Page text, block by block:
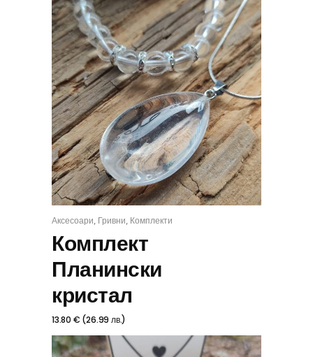
КУПИ
Аксесоари, Гривни, Комплекти
Комплект
Планински
кристал
13.80 € (26.99лв.)